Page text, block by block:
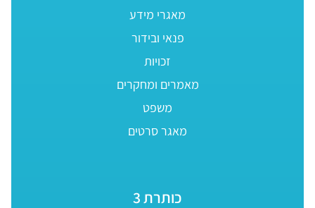
מאגרי מידע
פנאי ובידור
זכויות
מאמרים ומחקרים
משפט
מאגר סרטים
כותרת 3